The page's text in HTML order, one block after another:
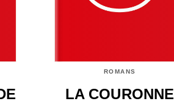
ROMANS
LA COURONNE